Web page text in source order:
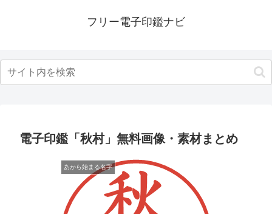
フリー電子印鑑ナビ
電子印鑑「秋村」無料画像・素材まとめ
あから始まる名字